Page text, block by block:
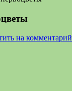
на комментарий